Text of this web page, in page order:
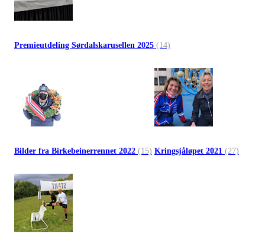
Premieutdeling Sørdalskarusellen 2025 (14)
Bilder fra Birkebeinerrennet 2022 (15) Kringsjåløpet 2021 (27)